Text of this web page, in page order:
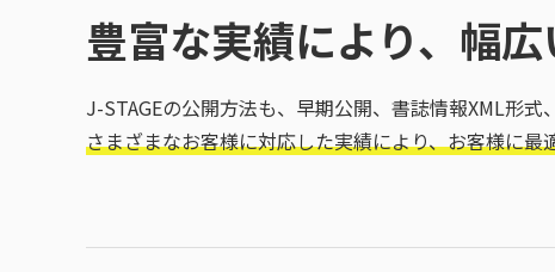
豊富な実績により、幅
J-STAGEの公開方法も、早期公開、書誌情報XML形
さまざまなお客様に対応した実績により、お客様に最